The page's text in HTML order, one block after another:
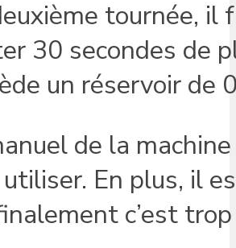
tournée,
30 secondes de
un réservoir de
de la
En plus, il
c’est